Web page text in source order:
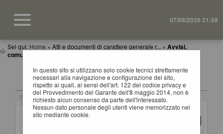
07/08/2026 21:58
Sei qui: Home » Atti e documenti di carattere generale r... » Avvisi,
comunicazioni e atti di caratter...
In questo sito si utilizzano solo cookie tecnici strettamente
necessari alla navigazione e configurazione del sito,
rispetto ai quali, ai sensi dell'art. 122 del codice privacy e
del Provvedimento del Garante dell'8 maggio 2014, non è
richiesto alcun consenso da parte dell'interessato.
Nessun dato personale degli utenti viene memorizzato nel
sito mediante cookie.
AVVISI, COMUNICAZIONI E ATTI DI CARATTERE
GENERALE
Criteri di ricerca
Stazione
appaltante :